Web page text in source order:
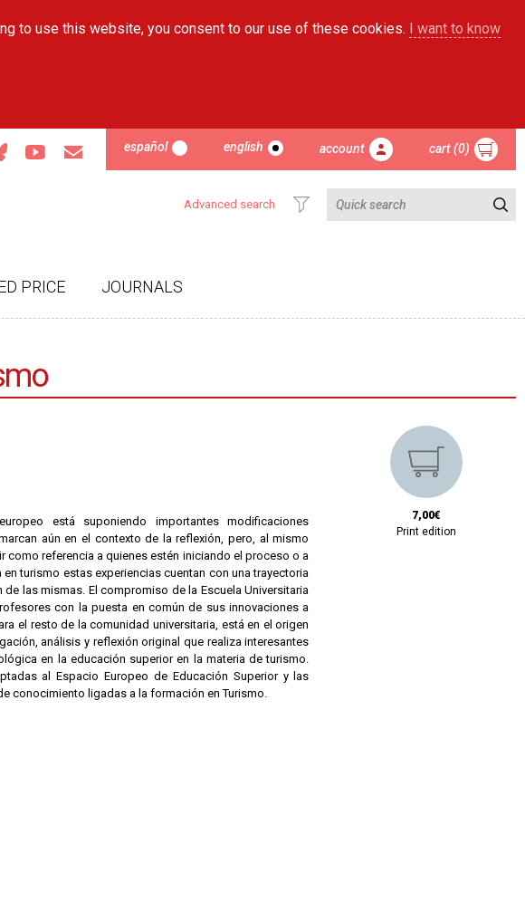
to use this website, you consent to our use of these cookies. I want to know
español english account cart (0)
Advanced search
PRICE JOURNALS
está suponiendo importantes modificaciones
aún en el contexto de la reflexión, pero, al mismo
referencia a quienes estén iniciando el proceso o a
turismo estas experiencias cuentan con una trayectoria
las mismas. El compromiso de la Escuela Universitaria
con la puesta en común de sus innovaciones a
el resto de la comunidad universitaria, está en el origen
análisis y reflexión original que realiza interesantes
en la educación superior en la materia de turismo.
al Espacio Europeo de Educación Superior y las
conocimiento ligadas a la formación en Turismo.
7,00€
Print edition